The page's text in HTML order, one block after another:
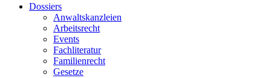
Dossiers
Anwaltskanzleien
Arbeitsrecht
Events
Fachliteratur
Familienrecht
Gesetze